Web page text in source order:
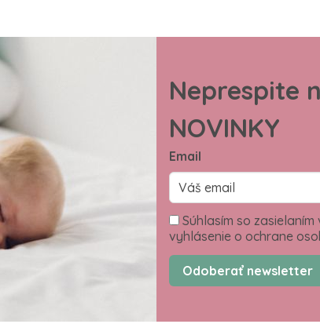
Neprespite
NOVINKY
Email
Súhlasím so
vyhlásenie o ochrane
Odoberať newsletter